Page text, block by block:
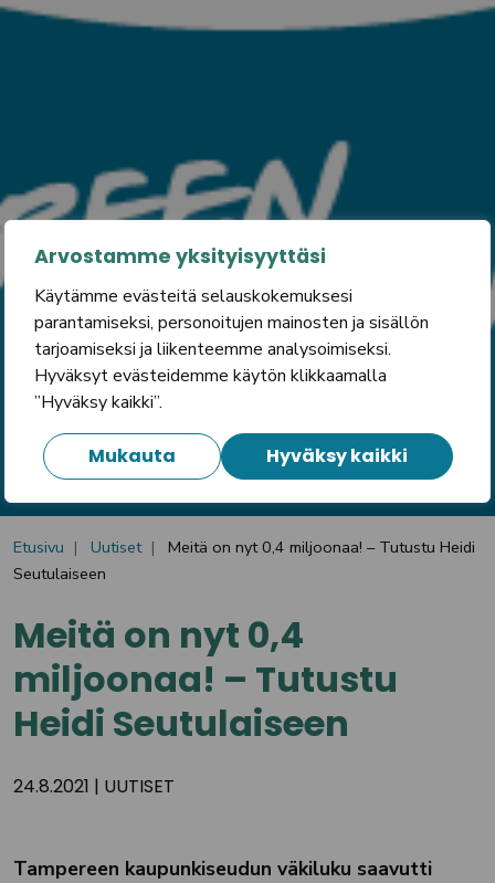
Arvostamme yksityisyyttäsi
Käytämme evästeitä selauskokemuksesi
parantamiseksi, personoitujen mainosten ja sisällön
tarjoamiseksi ja liikenteemme analysoimiseksi.
Hyväksyt evästeidemme käytön klikkaamalla
”Hyväksy kaikki”.
Mukauta Hyväksy kaikki
Etusivu Uutiset
Meitä on nyt 0,4 miljoonaa! – Tutustu Heidi
Seutulaiseen
Meitä on nyt 0,4
miljoonaa! – Tutustu
Heidi Seutulaiseen
24.8.2021 | UUTISET
Tampereen kaupunkiseudun väkiluku saavutti